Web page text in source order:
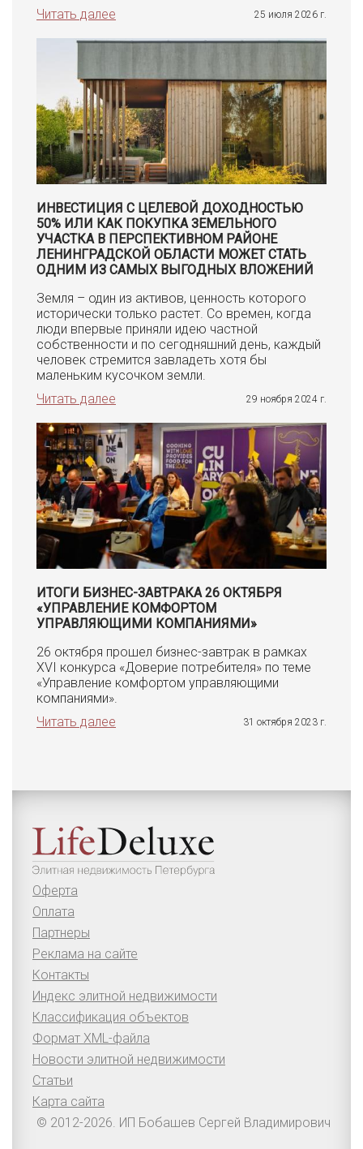
Читать далее
25 июля 2026 г.
ИНВЕСТИЦИЯ С ЦЕЛЕВОЙ ДОХОДНОСТЬЮ
50% ИЛИ КАК ПОКУПКА ЗЕМЕЛЬНОГО
УЧАСТКА В ПЕРСПЕКТИВНОМ РАЙОНЕ
ЛЕНИНГРАДСКОЙ ОБЛАСТИ МОЖЕТ СТАТЬ
ОДНИМ ИЗ САМЫХ ВЫГОДНЫХ ВЛОЖЕНИЙ
Земля – один из активов, ценность которого
исторически только растет. Со времен, когда
люди впервые приняли идею частной
собственности и по сегодняшний день, каждый
человек стремится завладеть хотя бы
маленьким кусочком земли.
Читать далее
29 ноября 2024 г.
ИТОГИ БИЗНЕС-ЗАВТРАКА 26 ОКТЯБРЯ
«УПРАВЛЕНИЕ КОМФОРТОМ
УПРАВЛЯЮЩИМИ КОМПАНИЯМИ»
26 октября прошел бизнес-завтрак в рамках
XVI конкурса «Доверие потребителя» по теме
«Управление комфортом управляющими
компаниями».
Читать далее
31 октября 2023 г.
Оферта
Оплата
Партнеры
Реклама на сайте
Контакты
Индекс элитной недвижимости
Классификация объектов
Формат XML-файла
Новости элитной недвижимости
Статьи
Карта сайта
© 2012-2026. ИП Бобашев Сергей Владимирович